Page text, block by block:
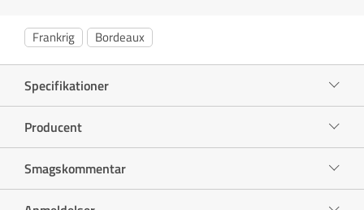
Frankrig Bordeaux
Specifikationer
Producent
Smagskommentar